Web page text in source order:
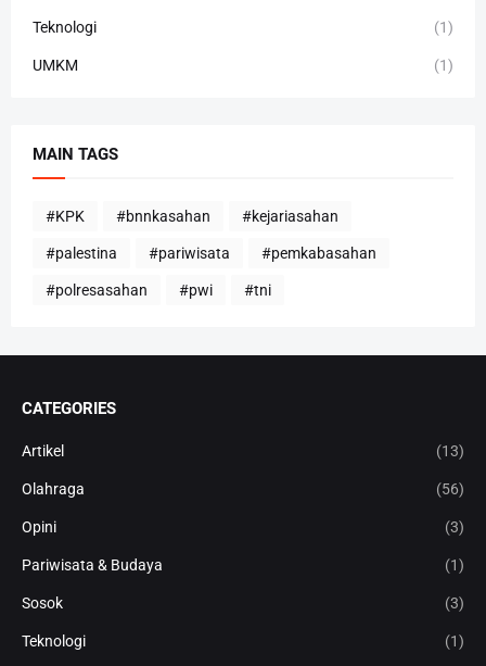
Teknologi (1)
UMKM (1)
MAIN TAGS
#KPK #bnnkasahan #kejariasahan
#palestina #pariwisata #pemkabasahan
#polresasahan #pwi #tni
CATEGORIES
Artikel (13)
Olahraga (56)
Opini (3)
Pariwisata & Budaya (1)
Sosok (3)
Teknologi (1)